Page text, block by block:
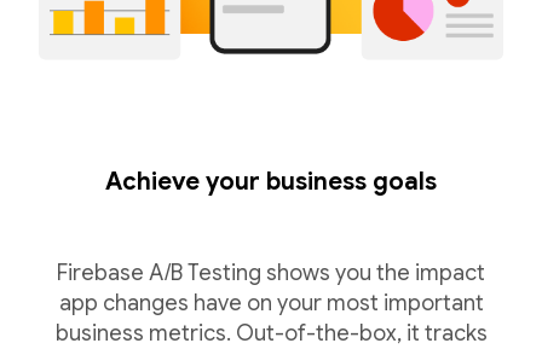
Achieve your business goals
Firebase A/B Testing shows you the impact
app changes have on your most important
business metrics. Out-of-the-box, it tracks